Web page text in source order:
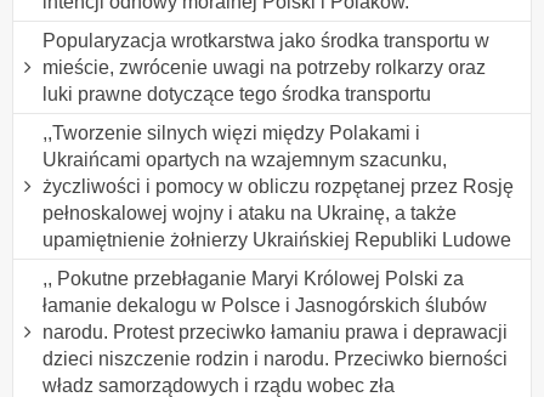
Popularyzacja wrotkarstwa jako środka transportu w
mieście, zwrócenie uwagi na potrzeby rolkarzy oraz
luki prawne dotyczące tego środka transportu
,,Tworzenie silnych więzi między Polakami i
Ukraińcami opartych na wzajemnym szacunku,
życzliwości i pomocy w obliczu rozpętanej przez Rosję
pełnoskalowej wojny i ataku na Ukrainę, a także
upamiętnienie żołnierzy Ukraińskiej Republiki Ludowe
,, Pokutne przebłaganie Maryi Królowej Polski za
łamanie dekalogu w Polsce i Jasnogórskich ślubów
narodu. Protest przeciwko łamaniu prawa i deprawacji
dzieci niszczenie rodzin i narodu. Przeciwko bierności
władz samorządowych i rządu wobec zła